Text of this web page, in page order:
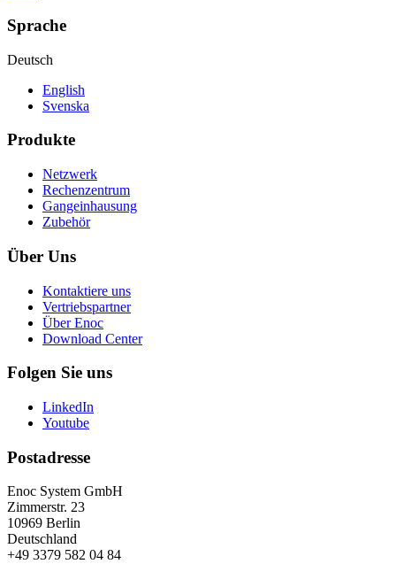
Sprache
Deutsch
English
Svenska
Produkte
Netzwerk
Rechenzentrum
Gangeinhausung
Zubehör
Über Uns
Kontaktiere uns
Vertriebspartner
Über Enoc
Download Center
Folgen Sie uns
LinkedIn
Youtube
Postadresse
Enoc System GmbH
Zimmerstr. 23
10969 Berlin
Deutschland
+49 3379 582 04 84